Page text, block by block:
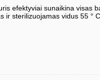
efektyviai sunaikina visas
sterilizuojamas vidus 55 °